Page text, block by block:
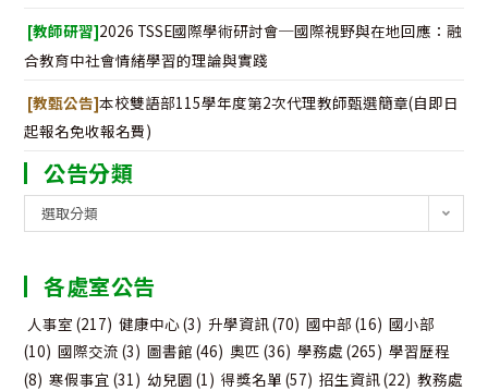
[教師研習]2026 TSSE國際學術研討會─國際視野與在地回應：融
合教育中社會情緒學習的理論與實踐
[教甄公告]本校雙語部115學年度第2次代理教師甄選簡章(自即日
起報名免收報名費)
公告分類
告
類
選取分類
各處室公告
人事室 (217) 健康中心(3) 升學資訊(70) 國中部 (16) 國小部
(10) 國際交流 (3) 圖書館 (46) 奧匹 (36) 學務處 (265) 學習歷程
(8) 寒假事宜 (31) 幼兒園 (1) 得獎名單 (57) 招生資訊(22) 教務處